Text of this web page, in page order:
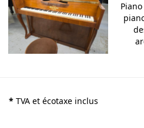
* TVA et écotaxe inclus